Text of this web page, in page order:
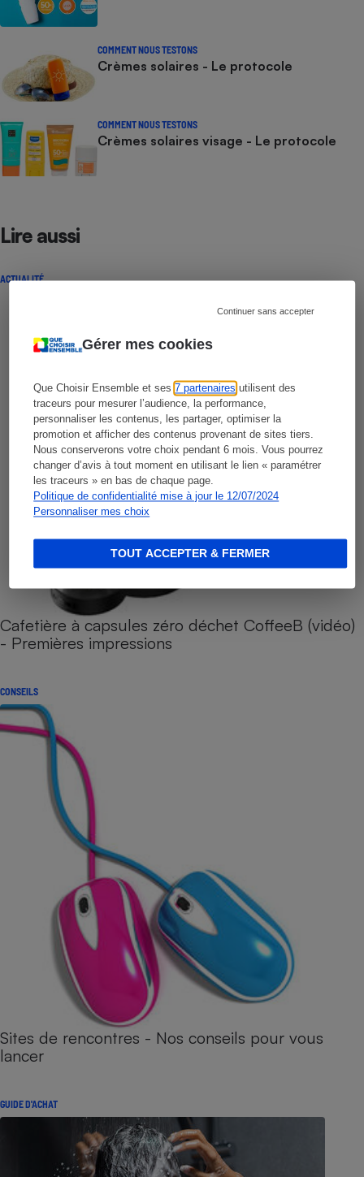
Gérer mes cookies
Que Choisir Ensemble et ses7 partenaires utilisent des
traceurs pour mesurer l’audience, la performance,
personnaliser les contenus, les partager, optimiser la
promotion et afficher des contenus provenant de sites tiers.
Nous conserverons votre choix pendant 6 mois. Vous pourrez
changer d’avis à tout moment en utilisant le lien « paramétrer
les traceurs » en bas de chaque page.
Politique de confidentialité mise à jour le 12/07/2024
Personnaliser mes choix
Continuer sans accepter
TOUT ACCEPTER & FERMER
COMMENT NOUS TESTONS
Crèmes solaires - Le protocole
COMMENT NOUS TESTONS
Crèmes solaires visage - Le protocole
Lire aussi
ACTUALITÉ
Cafetière à capsules zéro déchet CoffeeB (vidéo)
- Premières impressions
CONSEILS
Sites de rencontres - Nos conseils pour vous
lancer
GUIDE D'ACHAT